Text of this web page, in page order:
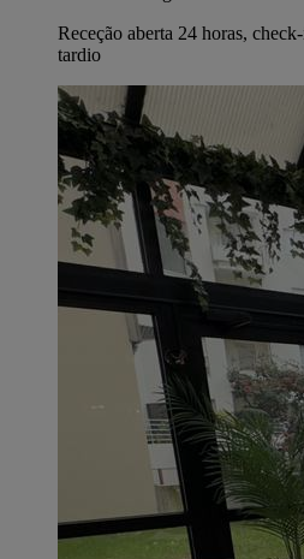
Receção aberta 24 horas,
tardio